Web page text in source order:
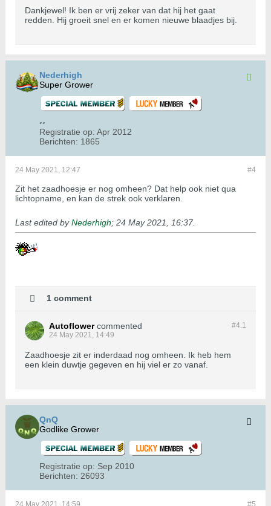
Dankjewel! Ik ben er vrij zeker van dat hij het gaat
redden. Hij groeit snel en er komen nieuwe blaadjes bij.
Nederhigh
Super Grower
Registratie op: Apr 2012
Berichten: 1865
#4
24 May 2021, 12:47
Zit het zaadhoesje er nog omheen? Dat help ook niet qua
lichtopname, en kan de strek ook verklaren.
Last edited byNederhigh; 24 May 2021, 16:37.
1 comment
#4.1
Autoflower commented
24 May 2021, 14:49
Zaadhoesje zit er inderdaad nog omheen. Ik heb hem
een klein duwtje gegeven en hij viel er zo vanaf.
QnQ
Godlike Grower
Registratie op: Sep 2010
Berichten: 26093
#5
24 May 2021, 14:59